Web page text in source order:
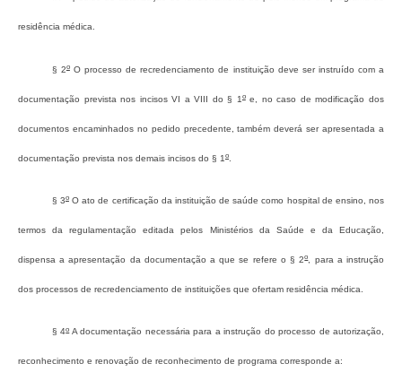
residência médica.
§ 2oO processo de recredenciamento de instituição deve ser instruído com a
documentação prevista nos incisos VI a VIII do § 1oe, no caso de modificação dos
documentos encaminhados no pedido precedente, também deverá ser apresentada a
documentação prevista nos demais incisos do § 1 o
§ 3oO ato de certificação da instituição de saúde como hospital de ensino, nos
termos da regulamentação editada pelos Ministérios da Saúde e da Educação,
dispensa a apresentação da documentação a que se refere o § 2o, para a instrução
dos processos de recredenciamento de instituições que ofertam residência médica.
§ 4oA documentação necessária para a instrução do processo de autorização,
reconhecimento e renovação de reconhecimento de programa corresponde a: